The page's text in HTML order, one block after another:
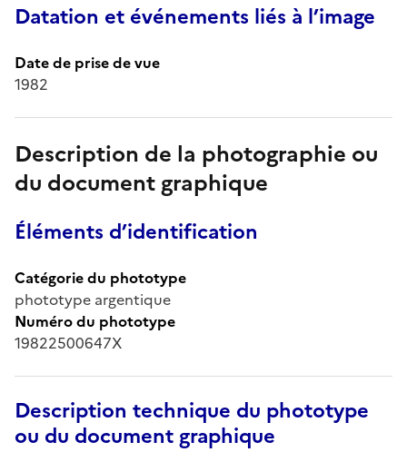
Datation et événements liés à l’image
Date de prise de vue
1982
Description de la photographie ou
du document graphique
Éléments d’identification
Catégorie du phototype
phototype argentique
Numéro du phototype
19822500647X
Description technique du phototype
ou du document graphique